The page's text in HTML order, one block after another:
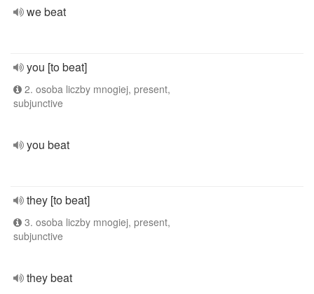
we beat
you [to beat]
2. osoba liczby mnogiej, present,
subjunctive
you beat
they [to beat]
3. osoba liczby mnogiej, present,
subjunctive
they beat